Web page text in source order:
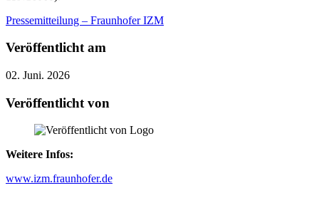
Pressemitteilung – Fraunhofer IZM
Veröffentlicht am
02. Juni. 2026
Veröffentlicht von
Weitere Infos:
www.izm.fraunhofer.de